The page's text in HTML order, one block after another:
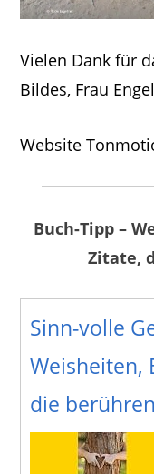
Vielen Dank für
Bildes, Frau
Website
Buch-Tipp –
Zitate,
Sinn-volle
Weisheiten,
die